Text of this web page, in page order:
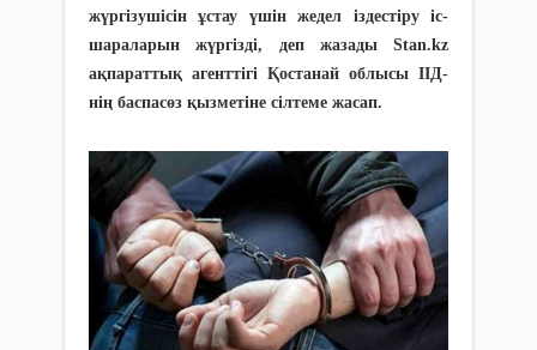
жүргізушісін ұстау үшін жедел іздестіру іс-
шараларын жүргізді, деп жазады Stan.kz
ақпараттық агенттігі Қостанай облысы ІІД-
нің баспасөз қызметіне сілтеме жасап.